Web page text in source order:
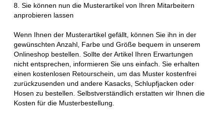
8. Sie können nun die Musterartikel von Ihren Mitarbeitern
anprobieren lassen
Wenn Ihnen der Musterartikel gefällt, können Sie ihn in der
gewünschten Anzahl, Farbe und Größe bequem in unserem
Onlineshop bestellen. Sollte der Artikel Ihren Erwartungen
nicht entsprechen, informieren Sie uns einfach. Sie erhalten
einen kostenlosen Retourschein, um das Muster kostenfrei
zurückzusenden und andere Kasacks, Schlupfjacken oder
Hosen zu bestellen. Selbstverständlich erstatten wir Ihnen die
Kosten für die Musterbestellung.